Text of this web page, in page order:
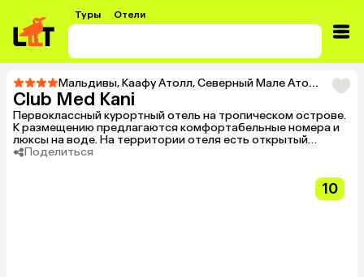
Туры Отели
Мальдивы,Каафу Атолл,Северный Мале Атолл Тур в
Club Med Kani
Первоклассный курортный отель на тропическом острове.
К размещению предлагаются комфортабельные номера и
люксы на воде. На территории отеля есть открытый
бассейн у пляжа, рестораны, несколько баров. Отель
Поделиться
10